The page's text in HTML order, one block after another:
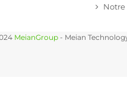
Notre
MeianGroup- Meian